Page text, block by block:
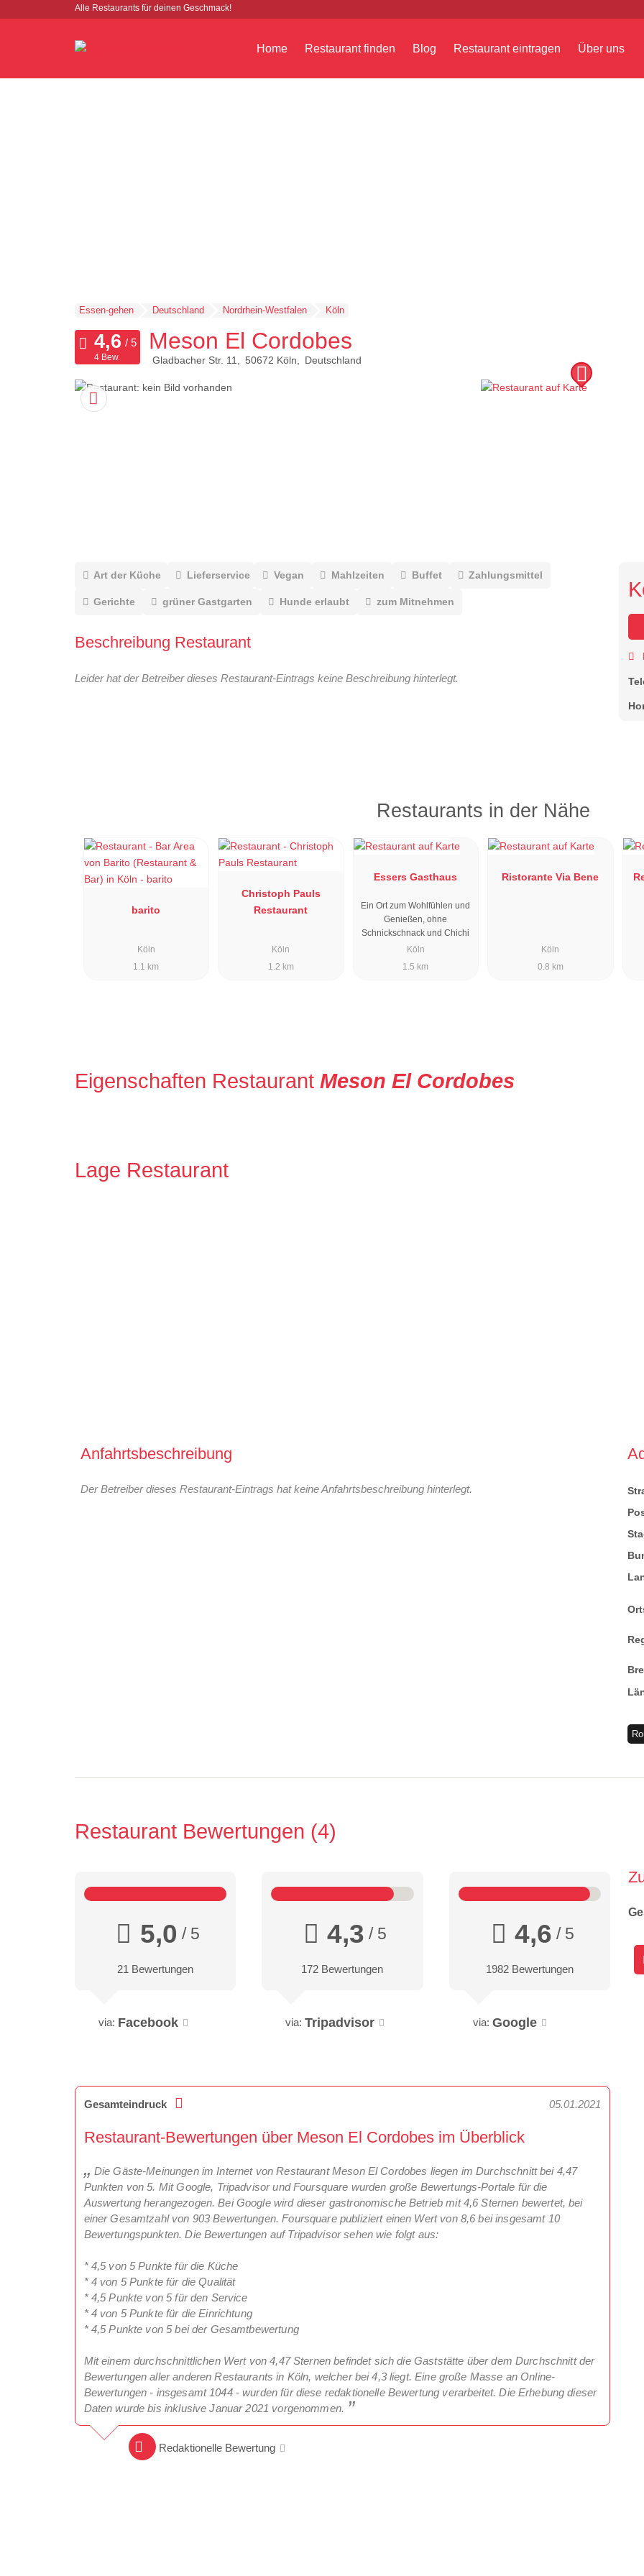
Alle Restaurants für deinen Geschmack!
Home Restaurant finden Blog Restaurant eintragen Über uns
Essen-gehen Deutschland Nordrhein-Westfalen Köln
Meson El Cordobes
Gladbacher Str. 11 50672 Köln Deutschland
4 Bew.
Art der Küche Lieferservice Vegan Mahlzeiten Buffet Zahlungsmittel
Gerichte grüner Gastgarten Hunde erlaubt zum Mitnehmen
Beschreibung Restaurant
Leider hat der Betreiber dieses Restaurant-Eintrags keine Beschreibung hinterlegt.
Restaurants in der Nähe
barito
Köln
1.1 km
Christoph Pauls
Restaurant
Köln
1.2 km
Essers Gasthaus
Ein Ort zum Wohlfühlen und
Genießen, ohne
Schnickschnack und Chichi
Köln
1.5 km
Ristorante Via Bene
Köln
0.8 km
Eigenschaften Restaurant Meson El Cordobes
Lage Restaurant
Anfahrtsbeschreibung
Der Betreiber dieses Restaurant-Eintrags hat keine Anfahrtsbeschreibung hinterlegt.
Restaurant Bewertungen 4
5,0 / 5
21 Bewertungen
via: Facebook
4,3 / 5
172 Bewertungen
via: Tripadvisor
4,6 / 5
1982 Bewertungen
via: Google
Gesamteindruck 05.01.2021
Restaurant-Bewertungen über Meson El Cordobes im Überblick
Die Gäste-Meinungen im Internet von Restaurant Meson El Cordobes liegen im Durchschnitt bei 4,47
Punkten von 5. Mit Google, Tripadvisor und Foursquare wurden große Bewertungs-Portale für die
Auswertung herangezogen. Bei Google wird dieser gastronomische Betrieb mit 4,6 Sternen bewertet, bei
einer Gesamtzahl von 903 Bewertungen. Foursquare publiziert einen Wert von 8,6 bei insgesamt 10
Bewertungspunkten. Die Bewertungen auf Tripadvisor sehen wie folgt aus:
* 4,5 von 5 Punkte für die Küche
* 4 von 5 Punkte für die Qualität
* 4,5 Punkte von 5 für den Service
* 4 von 5 Punkte für die Einrichtung
* 4,5 Punkte von 5 bei der Gesamtbewertung
Mit einem durchschnittlichen Wert von 4,47 Sternen befindet sich die Gaststätte über dem Durchschnitt der
Bewertungen aller anderen Restaurants in Köln, welcher bei 4,3 liegt. Eine große Masse an Online-
Bewertungen - insgesamt 1044 - wurden für diese redaktionelle Bewertung verarbeitet. Die Erhebung dieser
Daten wurde bis inklusive Januar 2021 vorgenommen.
Redaktionelle Bewertung